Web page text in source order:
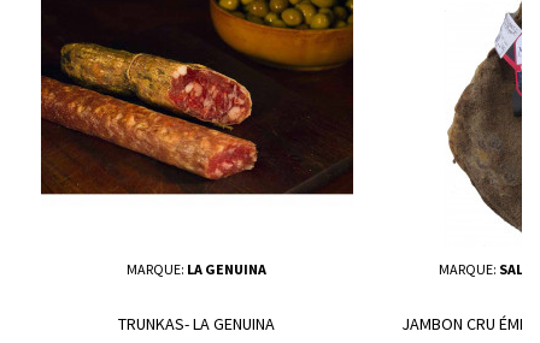
MARQUE: LA GENUINA
TRUNKAS- LA GENUINA
MARQUE:
JAMBON CRU